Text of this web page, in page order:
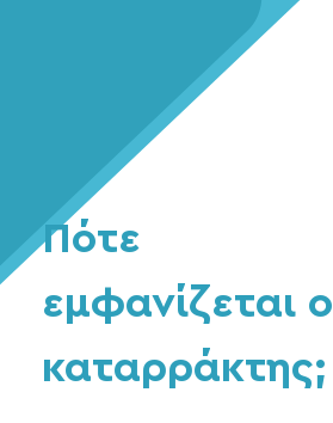
Πότε
εμφανίζεται ο
καταρράκτης;